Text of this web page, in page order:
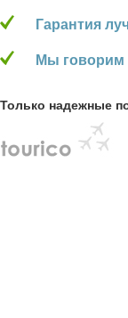
Гарантия
Мы говорим
Только надежные